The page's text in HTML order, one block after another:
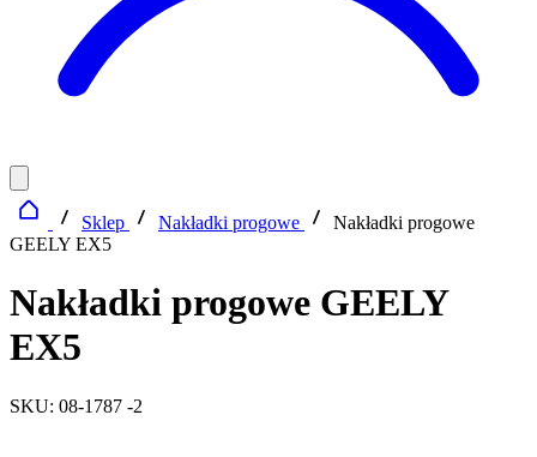
Sklep Nakładki progowe
Nakładki progowe
GEELY EX5
Nakładki progowe GEELY
EX5
SKU: 08-1787 -2